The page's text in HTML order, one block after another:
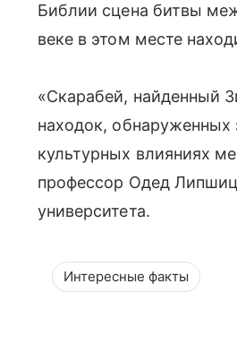
Библии сцена битвы
веке в этом месте
«Скарабей, найденный
находок, обнаруженных
культурных влияниях
профессор Одед
университета.
Интересные факты